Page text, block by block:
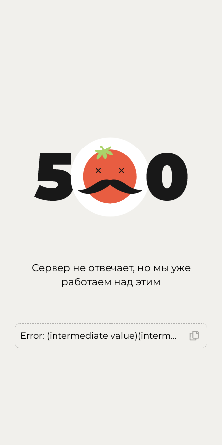
Сервер не отвечает, но мы уже
работаем над этим
Error: (intermediate value)(intermediate value)(intermediate value).replaceAll is not a function